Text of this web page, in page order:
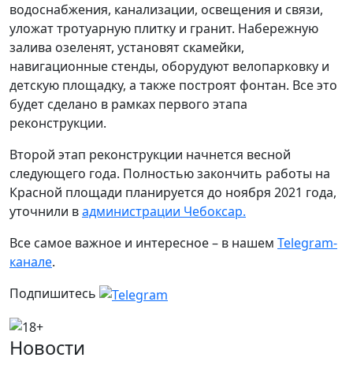
водоснабжения, канализации, освещения и связи,
уложат тротуарную плитку и гранит. Набережную
залива озеленят, установят скамейки,
навигационные стенды, оборудуют велопарковку и
детскую площадку, а также построят фонтан. Все это
будет сделано в рамках первого этапа
реконструкции.
Второй этап реконструкции начнется весной
следующего года. Полностью закончить работы на
Красной площади планируется до ноября 2021 года,
уточнили вадминистрации Чебоксар.
Все самое важное и интересное – в нашем Telegram-
канале.
Подпишитесь
Новости